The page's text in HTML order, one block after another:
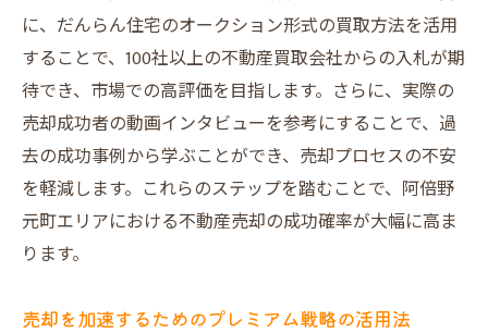
に、だんらん住宅のオークション形式の買取方法を活用
することで、100社以上の不動産買取会社からの入札が期
待でき、市場での高評価を目指します。さらに、実際の
売却成功者の動画インタビューを参考にすることで、過
去の成功事例から学ぶことができ、売却プロセスの不安
を軽減します。これらのステップを踏むことで、阿倍野
元町エリアにおける不動産売却の成功確率が大幅に高ま
ります。
売却を加速するためのプレミアム戦略の活用法